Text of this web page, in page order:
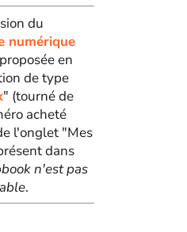
du
numérique
en
de type
" (tourné de
acheté
l'onglet "Mes
dans
n'est pas
.